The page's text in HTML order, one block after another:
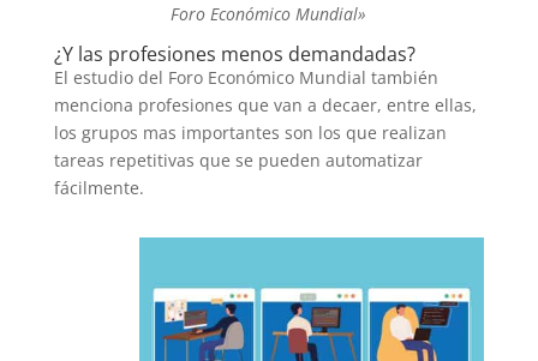
Foro Económico Mundial»
¿Y las profesiones menos demandadas?
El estudio del Foro Económico Mundial también
menciona profesiones que van a decaer, entre ellas,
los grupos mas importantes son los que realizan
tareas repetitivas que se pueden automatizar
fácilmente.